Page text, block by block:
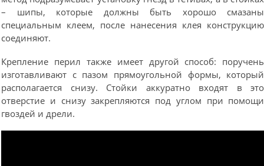
– шипы, которые должны быть хорошо смазаны
специальным клеем, после нанесения клея конструкцию
соединяют.
Крепление перил также имеет другой способ: поручень
изготавливают с пазом прямоугольной формы, который
располагается снизу. Стойки аккуратно входят в это
отверстие и снизу закрепляются под углом при помощи
гвоздей и дрели.